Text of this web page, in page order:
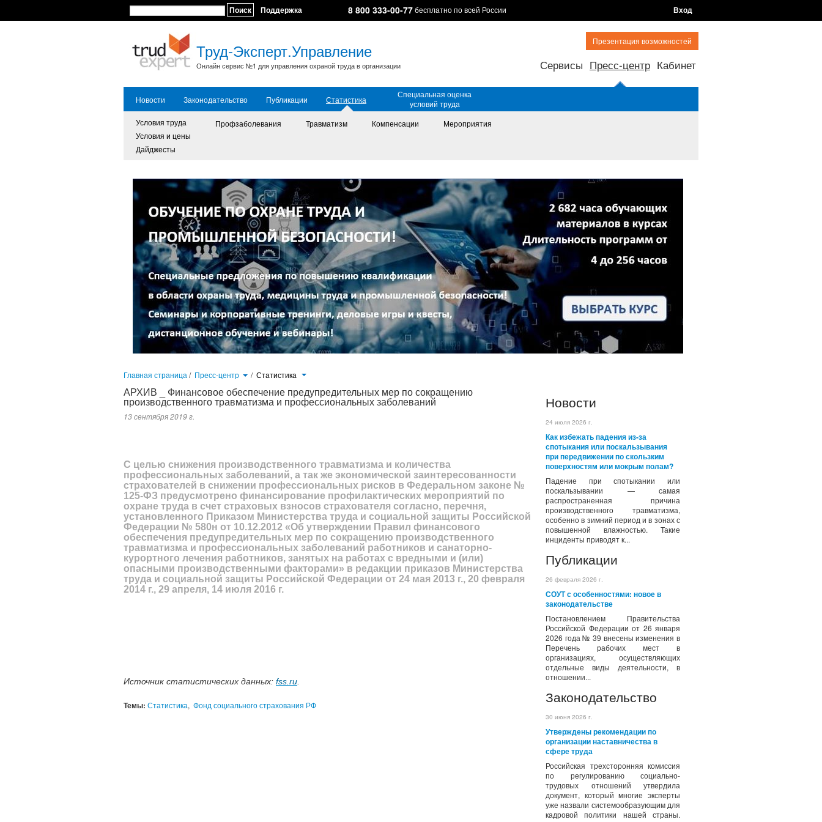
Поиск Поддержка 8 800 333-00-77бесплатно по всей России Вход
Труд-Эксперт.Управление
Онлайн сервис №1 для управления охраной труда в организации
Презентация возможностей
Сервисы Пресс-центр Кабинет
Новости Законодательство Публикации Статистика
Специальная оценка
условий труда
Условия труда
Условия и цены
Дайджесты
Профзаболевания Травматизм Компенсации Мероприятия
Главная страница / Пресс-центр / Статистика
Новости
24 июля 2026 г.
Как избежать падения из-за
спотыкания или поскальзывания
при передвижении по скользким
поверхностям или мокрым полам?
Падение при спотыкании или
поскальзывании — самая
распространенная причина
производственного травматизма,
особенно в зимний период и в зонах с
повышенной влажностью. Такие
инциденты приводят к...
Публикации
26 февраля 2026 г.
СОУТ с особенностями: новое в
законодательстве
Постановлением Правительства
Российской Федерации от 26 января
2026 года № 39 внесены изменения в
Перечень рабочих мест в
организациях, осуществляющих
отдельные виды деятельности, в
отношении...
Законодательство
30 июня 2026 г.
Утверждены рекомендации по
организации наставничества в
сфере труда
Российская трехсторонняя комиссия
по регулированию социально-
трудовых отношений утвердила
документ, который многие эксперты
уже назвали системообразующим для
кадровой политики нашей страны.
АРХИВ _ Финансовое обеспечение предупредительных мер по сокращению
производственного травматизма и профессиональных заболеваний
13 сентября 2019 г.
С целью снижения производственного травматизма и количества
профессиональных заболеваний, а так же экономической заинтересованности
страхователей в снижении профессиональных рисков в Федеральном законе №
125-ФЗ предусмотрено финансирование профилактических мероприятий по
охране труда в счет страховых взносов страхователя согласно, перечня,
установленного Приказом Министерства труда и социальной защиты Российской
Федерации № 580н от 10.12.2012 «Об утверждении Правил финансового
обеспечения предупредительных мер по сокращению производственного
травматизма и профессиональных заболеваний работников и санаторно-
курортного лечения работников, занятых на работах с вредными и (или)
опасными производственными факторами» в редакции приказов Министерства
труда и социальной защиты Российской Федерации от 24 мая 2013 г., 20 февраля
2014 г., 29 апреля, 14 июля 2016 г.
Источник статистических данных: fss.ru.
Темы: Статистика, Фонд социального страхования РФ